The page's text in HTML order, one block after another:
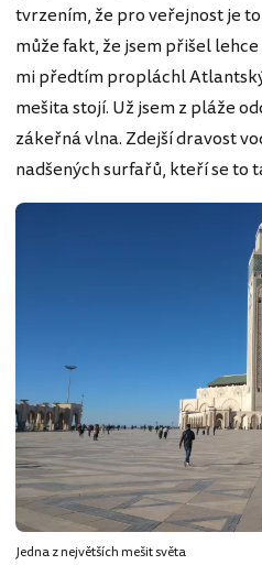
tvrzením, že pro veřejnost je
může fakt, že jsem přišel
mi předtím propláchl
mešita stojí. Už jsem z pláže
zákeřná vlna. Zdejší dravost
nadšených surfařů, kteří se to
Jedna z největších mešit světa